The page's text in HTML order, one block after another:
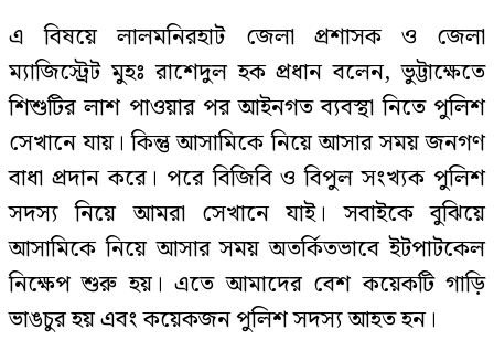
এ বিষয়ে লালমনিরহাট জেলা প্রশাসক ও জেলা
ম্যাজিস্ট্রেট মুহঃ রাশেদুল হক প্রধান বলেন, ভুট্টাক্ষেতে
শিশুটির লাশ পাওয়ার পর আইনগত ব্যবস্থা নিতে পুলিশ
সেখানে যায়। কিন্তু আসামিকে নিয়ে আসার সময় জনগণ
বাধা প্রদান করে। পরে বিজিবি ও বিপুল সংখ্যক পুলিশ
সদস্য নিয়ে আমরা সেখানে যাই। সবাইকে বুঝিয়ে
আসামিকে নিয়ে আসার সময় অতর্কিতভাবে ইটপাটকেল
নিক্ষেপ শুরু হয়। এতে আমাদের বেশ কয়েকটি গাড়ি
ভাঙচুর হয় এবং কয়েকজন পুলিশ সদস্য আহত হন।